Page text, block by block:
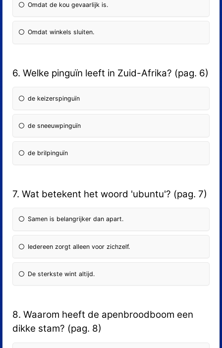
Omdat de kou gevaarlijk is.
Omdat winkels sluiten.
6. Welke pinguïn leeft in Zuid-Afrika? (pag. 6)
de keizerspinguïn
de sneeuwpinguïn
de brilpinguïn
7. Wat betekent het woord 'ubuntu'? (pag. 7)
Samen is belangrijker dan apart.
Iedereen zorgt alleen voor zichzelf.
De sterkste wint altijd.
8. Waarom heeft de apenbroodboom een
dikke stam? (pag. 8)